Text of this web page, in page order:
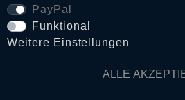
VERTRAG WIDERRUFEN
PayPal
Funktional
Weitere Einstellungen
ALLE